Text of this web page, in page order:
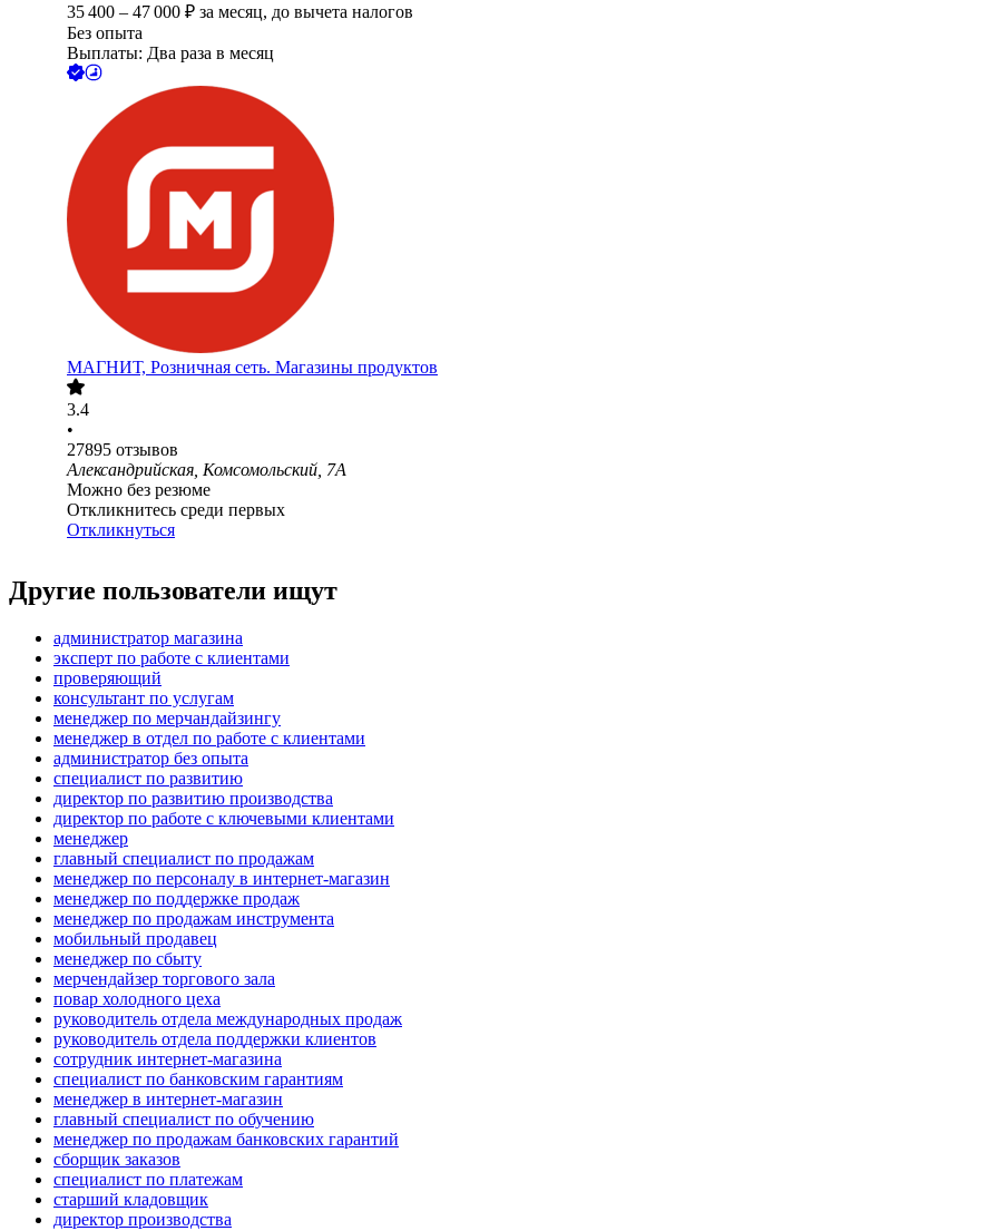
35 400 – 47 000 ₽ за месяц, до вычета налогов
Без опыта
Выплаты: Два раза в месяц
МАГНИТ, Розничная сеть. Магазины продуктов
3.4
•
27895 отзывов
Александрийская, Комсомольский, 7А
Можно без резюме
Откликнитесь среди первых
Откликнуться
Другие пользователи ищут
администратор магазина
эксперт по работе с клиентами
проверяющий
консультант по услугам
менеджер по мерчандайзингу
менеджер в отдел по работе с клиентами
администратор без опыта
специалист по развитию
директор по развитию производства
директор по работе с ключевыми клиентами
менеджер
главный специалист по продажам
менеджер по персоналу в интернет-магазин
менеджер по поддержке продаж
менеджер по продажам инструмента
мобильный продавец
менеджер по сбыту
мерчендайзер торгового зала
повар холодного цеха
руководитель отдела международных продаж
руководитель отдела поддержки клиентов
сотрудник интернет-магазина
специалист по банковским гарантиям
менеджер в интернет-магазин
главный специалист по обучению
менеджер по продажам банковских гарантий
сборщик заказов
специалист по платежам
старший кладовщик
директор производства